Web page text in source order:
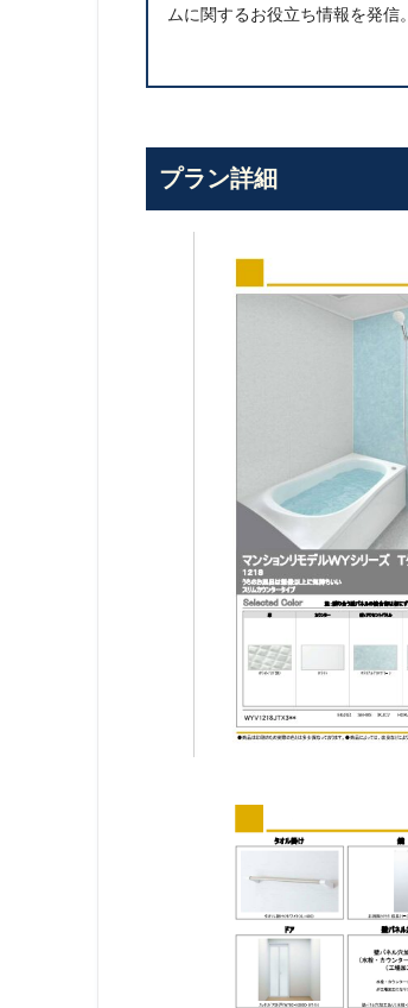
ムに関するお役立ち情報を発信。
プラン詳細